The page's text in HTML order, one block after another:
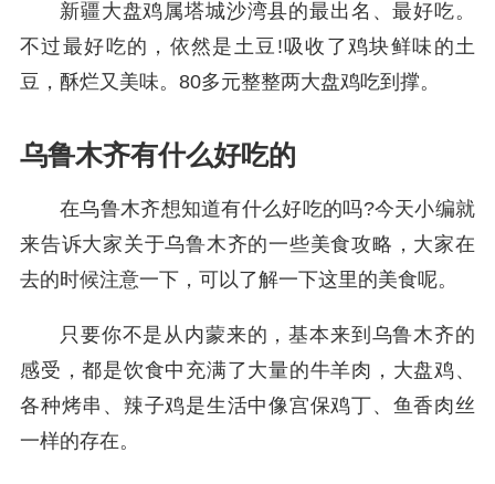
新疆大盘鸡属塔城沙湾县的最出名、最好吃。
不过最好吃的，依然是土豆!吸收了鸡块鲜味的土
豆，酥烂又美味。80多元整整两大盘鸡吃到撑。
乌鲁木齐有什么好吃的
在乌鲁木齐想知道有什么好吃的吗?今天小编就
来告诉大家关于乌鲁木齐的一些美食攻略，大家在
去的时候注意一下，可以了解一下这里的美食呢。
只要你不是从内蒙来的，基本来到乌鲁木齐的
感受，都是饮食中充满了大量的牛羊肉，大盘鸡、
各种烤串、辣子鸡是生活中像宫保鸡丁、鱼香肉丝
一样的存在。